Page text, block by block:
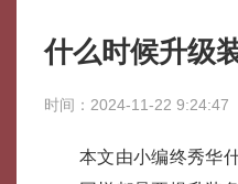
什么时候升级
时间：2024-11-22 9:24:47
本文由小编终秀华